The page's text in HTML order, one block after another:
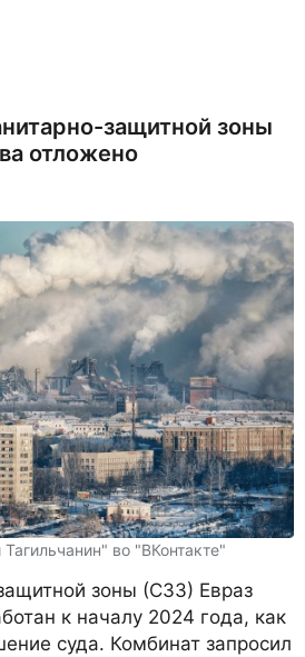
защитной зоны
отложено
во "ВКонтакте"
зоны (СЗЗ) Евраз
к началу 2024 года, как
суда. Комбинат запросил